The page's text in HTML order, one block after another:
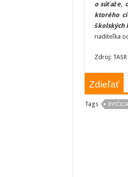
o súťaže,
ktorého
školských
riaditeľka
Zdroj: TASR
Zdieľať
Tags BYTČICA